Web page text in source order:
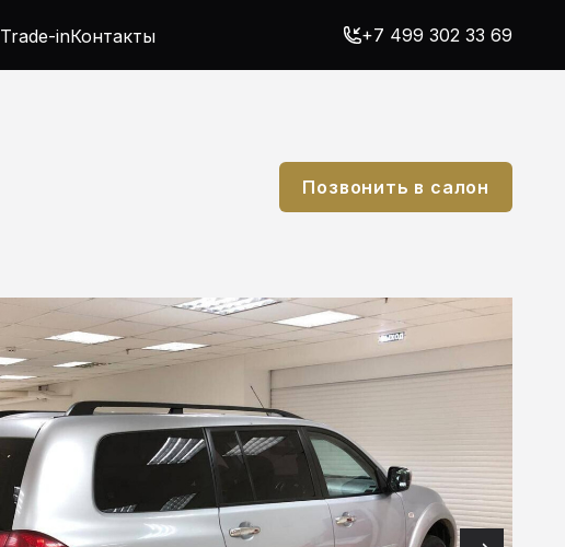
Trade-inКонтакты +7 499 302 33 69
Позвонить в салон